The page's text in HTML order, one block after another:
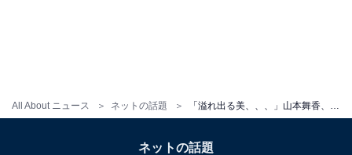
All About ニュース ネットの話題
ネットの話題